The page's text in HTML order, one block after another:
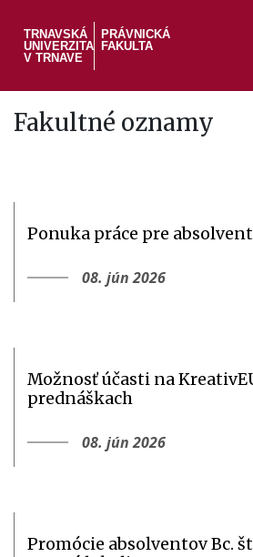
hlavný
TRNAVSKÁ
UNIVERZITA
V TRNAVE
PRÁVNICKÁ
FAKULTA
Fakultné oznamy
Ponuka práce pre
08. jún 2026
Možnosť účasti na
prednáškach
08. jún 2026
Promócie absolventov Bc.